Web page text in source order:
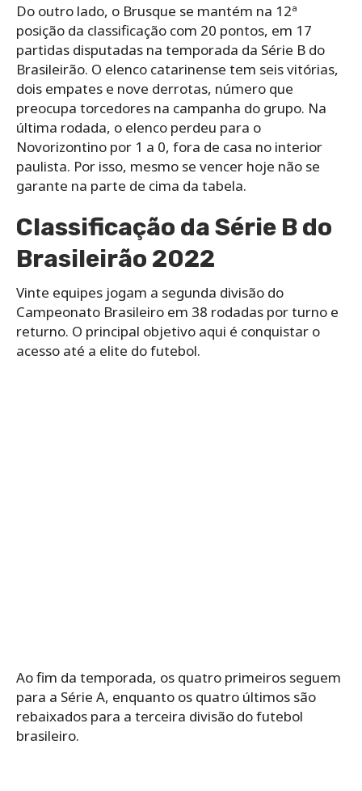
Do outro lado, o Brusque se mantém na 12ª
posição da classificação com 20 pontos, em 17
partidas disputadas na temporada da Série B do
Brasileirão. O elenco catarinense tem seis vitórias,
dois empates e nove derrotas, número que
preocupa torcedores na campanha do grupo. Na
última rodada, o elenco perdeu para o
Novorizontino por 1 a 0, fora de casa no interior
paulista. Por isso, mesmo se vencer hoje não se
garante na parte de cima da tabela.
Classificação da Série B do
Brasileirão 2022
Vinte equipes jogam a segunda divisão do
Campeonato Brasileiro em 38 rodadas por turno e
returno. O principal objetivo aqui é conquistar o
acesso até a elite do futebol.
Ao fim da temporada, os quatro primeiros seguem
para a Série A, enquanto os quatro últimos são
rebaixados para a terceira divisão do futebol
brasileiro.